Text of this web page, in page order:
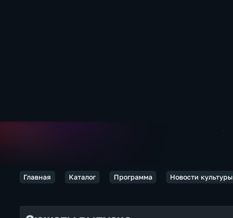
Главная Каталог Программа Новости культуры